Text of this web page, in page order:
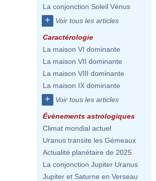
La conjonction Soleil Vénus
+ Voir tous les articles
Caractérologie
La maison VI dominante
La maison VII dominante
La maison VIII dominante
La maison IX dominante
+ Voir tous les articles
Évènements astrologiques
Climat mondial actuel
Uranus transite les Gémeaux
Actualité planétaire de 2025
La conjonction Jupiter Uranus
Jupiter et Saturne en Verseau